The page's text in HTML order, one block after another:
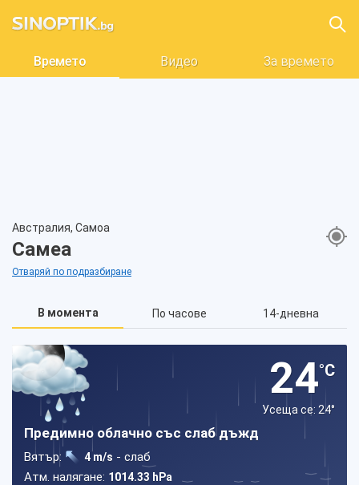
Времето Видео За времето
Австралия, Самоа
Самеа
Отваряй по подразбиране
В момента По часове 14-дневна
24°C
Усеща се: 24°
Предимно облачно със слаб дъжд
Вятър: 4 m/s - слаб
Атм. налягане: 1014.33 hPa